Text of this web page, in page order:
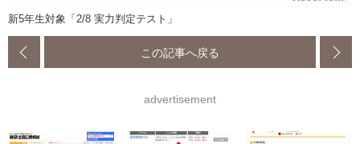
新5年生対象「2/8 実力判定テスト」
この記事へ戻る
advertisement